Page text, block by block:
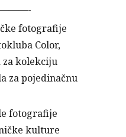
fotografije
Color,
za kolekciju
za pojedinačnu
fotografije
kulture